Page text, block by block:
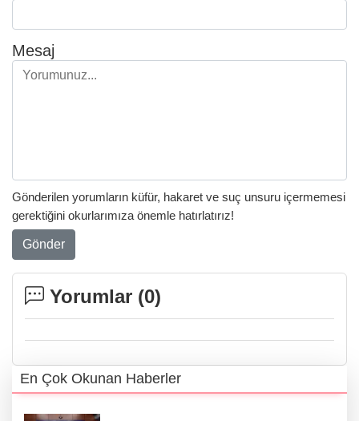
Mesaj
Gönderilen yorumların küfür, hakaret ve suç unsuru içermemesi
gerektiğini okurlarımıza önemle hatırlatırız!
Gönder
Yorumlar (0)
En Çok Okunan Haberler